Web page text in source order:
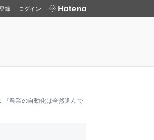
録 ログイン
『農業の自動化は全然進んで